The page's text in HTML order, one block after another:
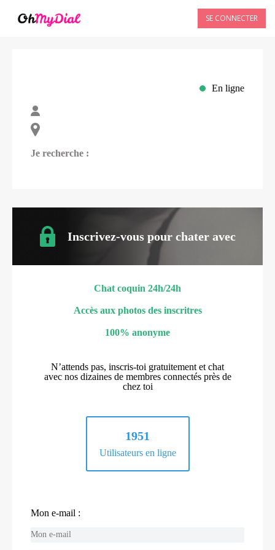
SE CONNECTER
En ligne
Je recherche :
Inscrivez-vous pour chater avec
Chat coquin 24h/24h
Accès aux photos des inscritres
100% anonyme
N’attends pas, inscris-toi gratuitement et chat
avec nos dizaines de membres connectés près de
chez toi
1951
Utilisateurs en ligne
Mon e-mail :